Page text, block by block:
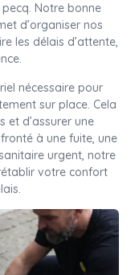
Notre bonne
d’organiser nos
les délais d’attente,
nécessaire pour
sur place. Cela
et d’assurer une
à une fuite, une
urgent, notre
votre confort